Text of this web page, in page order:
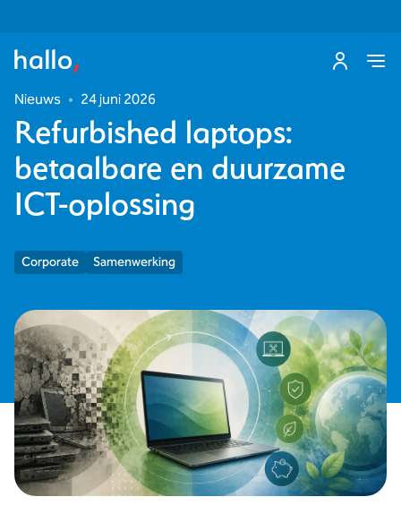
Nieuws • 24 juni 2026
Refurbished laptops:
betaalbare en duurzame
ICT-oplossing
Corporate Samenwerking